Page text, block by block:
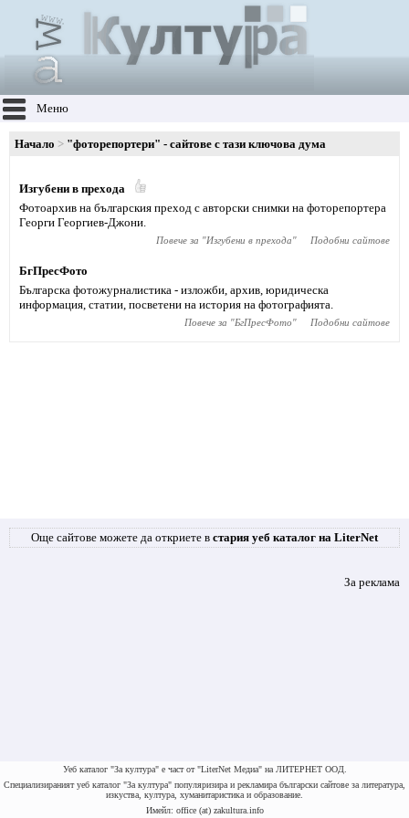
Меню
Начало "фоторепортери" - сайтове с тази ключова дума
Изгубени в прехода
Фотоархив на българския преход с авторски снимки на фоторепортера
Георги Георгиев-Джони.
Повече за "Изгубени в прехода" Подобни сайтове
БгПресФото
Българска фотожурналистика - изложби, архив, юридическа
информация, статии, посветени на история на фотографията.
Повече за "БгПресФото" Подобни сайтове
Още сайтове можете да откриете в стария уеб каталог на LiterNet
За реклама
Уеб каталог "За култура" е част от "LiterNet Медиа" на ЛИТЕРНЕТ ООД.
Специализираният уеб каталог "За култура" популяризира и рекламира български сайтове за литература,
изкуства, култура, хуманитаристика и образование.
Имейл: office (at) zakultura.info